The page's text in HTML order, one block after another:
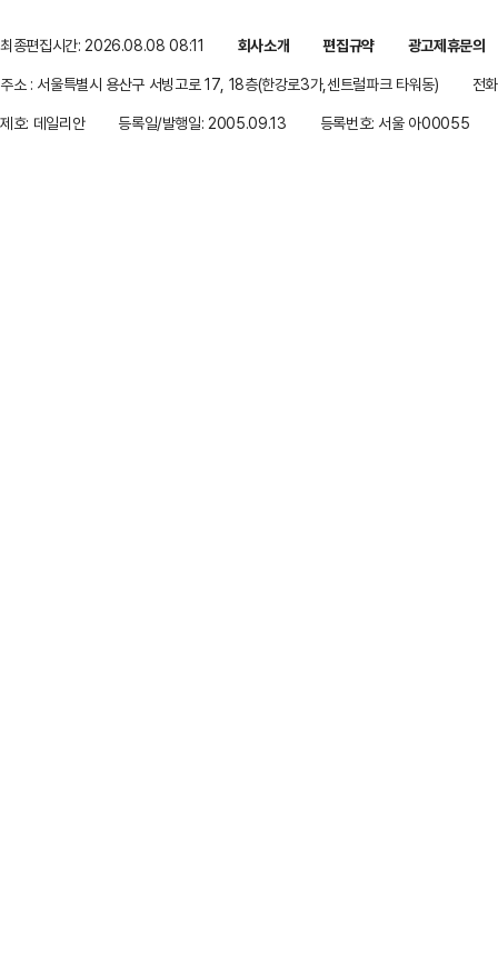
최종편집시간: 2026.08.08 08:11 회사소개 편집규약
광고제휴문의
주소 : 서울특별시 용산구 서빙고로 17, 18층(한강로3가,센트럴파크 타워동)
전
제호: 데일리안
등록일/발행일: 2005.09.13 등록번호: 서울 아00055